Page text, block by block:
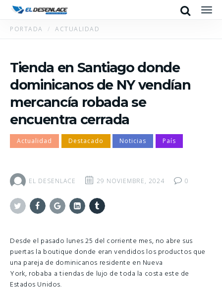
Search
PORTADA ACTUALIDAD
Tienda en Santiago donde
dominicanos de NY vendían
mercancía robada se
encuentra cerrada
Actualidad Destacado Noticias País
EL DESENLACE 29 NOVIEMBRE, 2024 0
Desde el pasado lunes 25 del corriente mes, no abre sus
puertas la boutique donde eran vendidos los productos que
una pareja de dominicanos residente en Nueva
York, robaba a tiendas de lujo de toda la costa este de
Estados Unidos.